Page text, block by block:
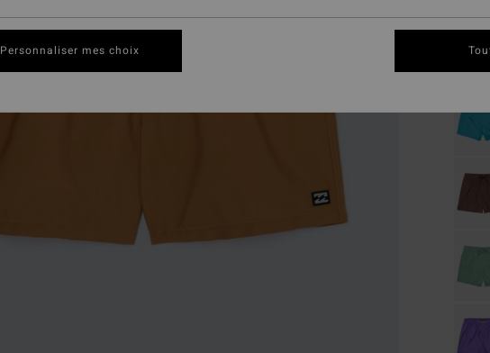
Personnaliser mes choix